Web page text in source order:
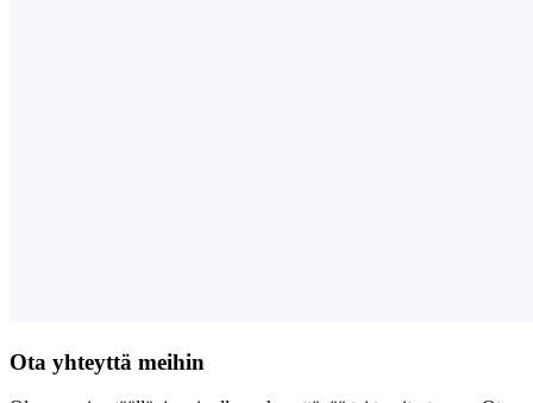
Ota yhteyttä meihin